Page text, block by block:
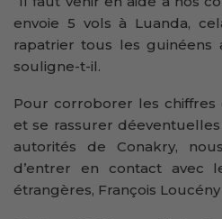
envoie 5 vols à Luanda,
rapatrier tous les guinéens
souligne-t-il.
Pour corroborer les chiffres
et se rassurer
autorités de Conakry,
d’entrer en contact avec
étrangères, François Loucény